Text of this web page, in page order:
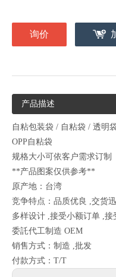
询价
产品描述
自粘包装袋 / 自粘袋 / 透明
OPP自粘袋
规格大小可依客户需求订制
**产品图案仅供参考**
原产地：台湾
竞争特点：品质优良 ,交货
多样设计 ,接受小额订单 ,
委託代工制造 OEM
销售方式：制造 ,批发
付款方式：T/T